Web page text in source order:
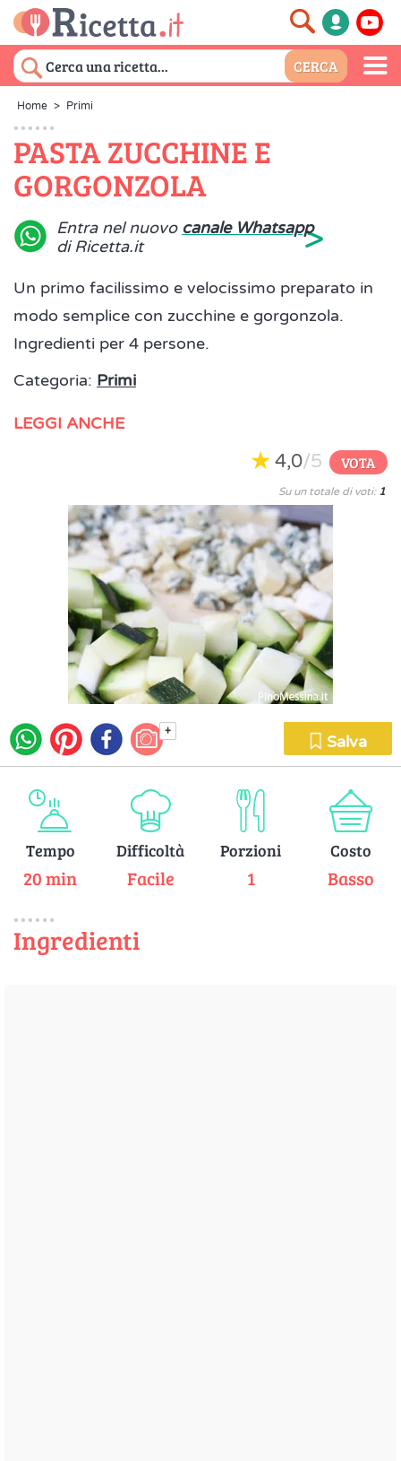
Home > Primi
PASTA ZUCCHINE E
GORGONZOLA
Entra nel nuovo canale Whatsapp
di Ricetta.it
>
Un primo facilissimo e velocissimo preparato in
modo semplice con zucchine e gorgonzola.
Ingredienti per 4 persone.
Categoria: Primi
LEGGI ANCHE
4,0/5 VOTA
Su un totale di voti: 1
+
Salva
Tempo
20 min
Difficoltà
Facile
Porzioni
1
Costo
Basso
Ingredienti